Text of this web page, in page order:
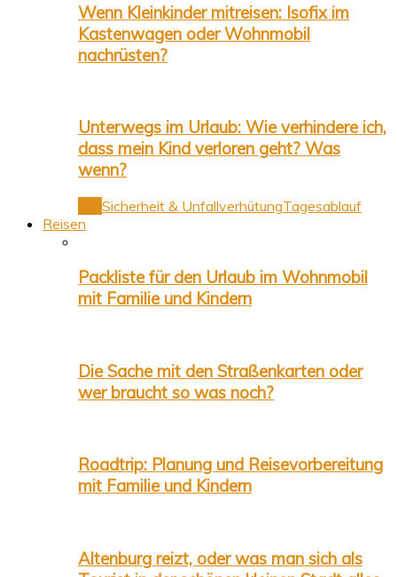
Wenn Kleinkinder mitreisen: Isofix im
Kastenwagen oder Wohnmobil
nachrüsten?
Unterwegs im Urlaub: Wie verhindere ich,
dass mein Kind verloren geht? Was
wenn?
Sicherheit & UnfallverhütungTagesablauf
Reisen
Packliste für den Urlaub im Wohnmobil
mit Familie und Kindern
Die Sache mit den Straßenkarten oder
wer braucht so was noch?
Roadtrip: Planung und Reisevorbereitung
mit Familie und Kindern
Altenburg reizt, oder was man sich als